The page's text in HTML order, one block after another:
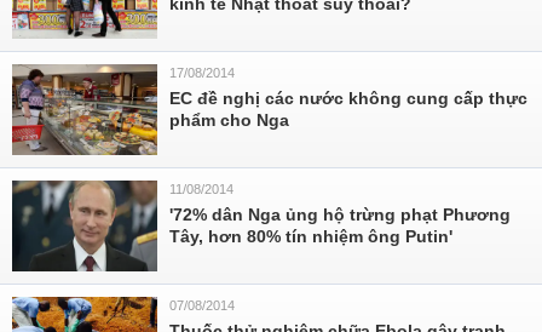
17/08/2014
EC đề nghị các nước không cung cấp thực
phẩm cho Nga
11/08/2014
'72% dân Nga ủng hộ trừng phạt Phương
Tây, hơn 80% tín nhiệm ông Putin'
07/08/2014